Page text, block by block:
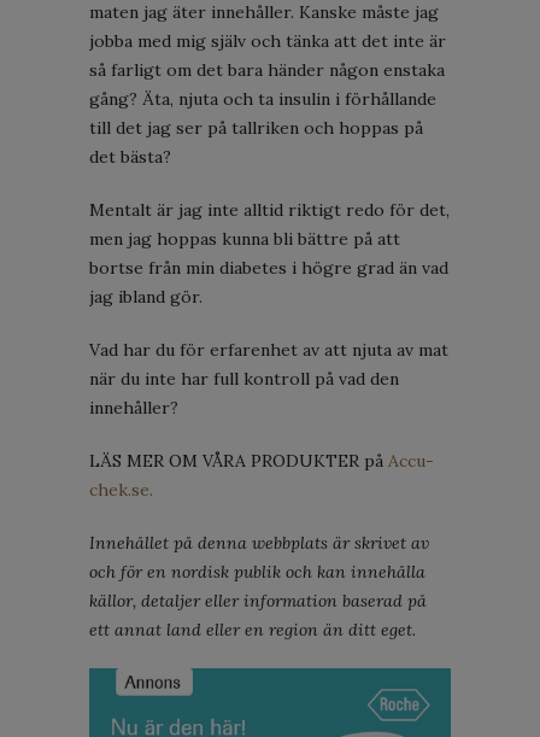
maten jag äter innehåller. Kanske måste jag
jobba med mig själv och tänka att det inte är
så farligt om det bara händer någon enstaka
gång? Äta, njuta och ta insulin i förhållande
till det jag ser på tallriken och hoppas på
det bästa?
Mentalt är jag inte alltid riktigt redo för det,
men jag hoppas kunna bli bättre på att
bortse från min diabetes i högre grad än vad
jag ibland gör.
Vad har du för erfarenhet av att njuta av mat
när du inte har full kontroll på vad den
innehåller?
LÄS MER OM VÅRA PRODUKTER på Accu-
chek.se.
Innehållet på denna webbplats är skrivet av
och för en nordisk publik och kan innehålla
källor, detaljer eller information baserad på
ett annat land eller en region än ditt eget.